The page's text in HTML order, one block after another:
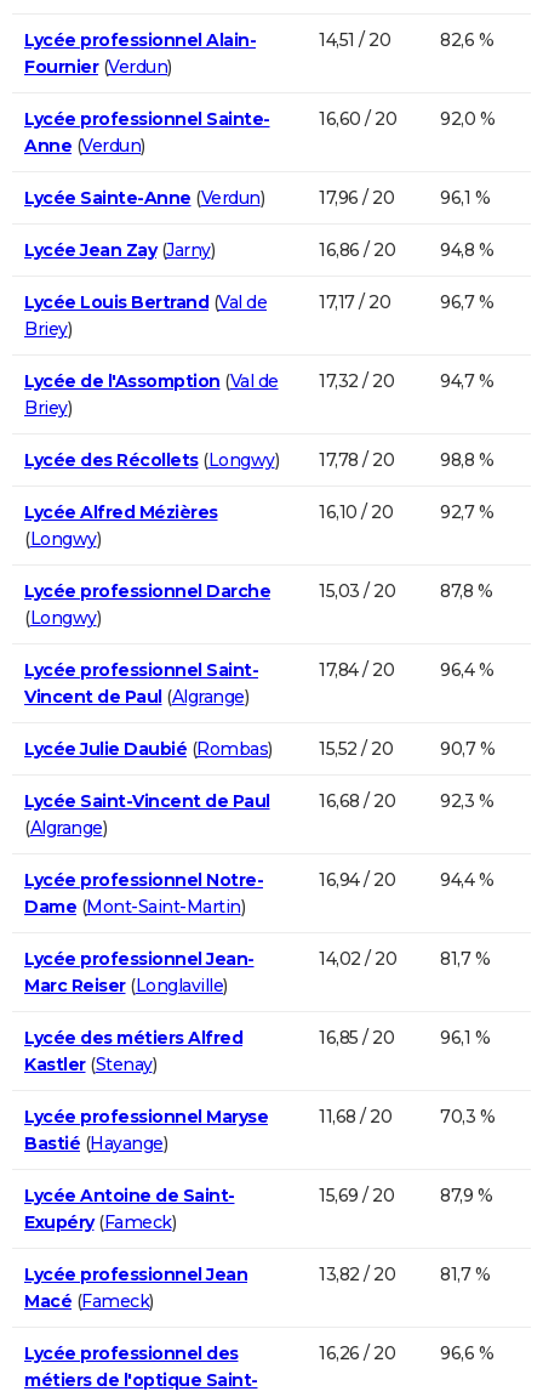
Lycée professionnel Alain-
Fournier(Verdun)
14,51 / 20 82,6 %
Lycée professionnel Sainte-
Anne (Verdun)
16,60 / 20 92,0 %
Lycée Sainte-Anne (Verdun) 17,96 / 20 96,1 %
Lycée Jean Zay(Jarny) 16,86 / 20 94,8 %
Lycée Louis Bertrand(Val de
Briey)
17,17 / 20 96,7 %
Lycée de l'Assomption (Val de
Briey)
17,32 / 20 94,7 %
Lycée des Récollets(Longwy) 17,78 / 20 98,8 %
Lycée Alfred Mézières
(Longwy)
16,10 / 20 92,7 %
Lycée professionnel Darche
(Longwy)
15,03 / 20 87,8 %
Lycée professionnel Saint-
Vincent de Paul(Algrange)
17,84 / 20 96,4 %
Lycée Julie Daubié (Rombas) 15,52 / 20 90,7 %
Lycée Saint-Vincent de Paul
(Algrange)
16,68 / 20 92,3 %
Lycée professionnel Notre-
Dame (Mont-Saint-Martin)
16,94 / 20 94,4 %
Lycée professionnel Jean-
Marc Reiser(Longlaville)
14,02 / 20 81,7 %
Lycée des métiers Alfred
Kastler(Stenay)
16,85 / 20 96,1 %
Lycée professionnel Maryse
Bastié (Hayange)
11,68 / 20 70,3 %
Lycée Antoine de Saint-
Exupéry(Fameck)
15,69 / 20 87,9 %
Lycée professionnel Jean
Macé (Fameck)
13,82 / 20 81,7 %
Lycée professionnel des
métiers de l'optique Saint-
16,26 / 20 96,6 %